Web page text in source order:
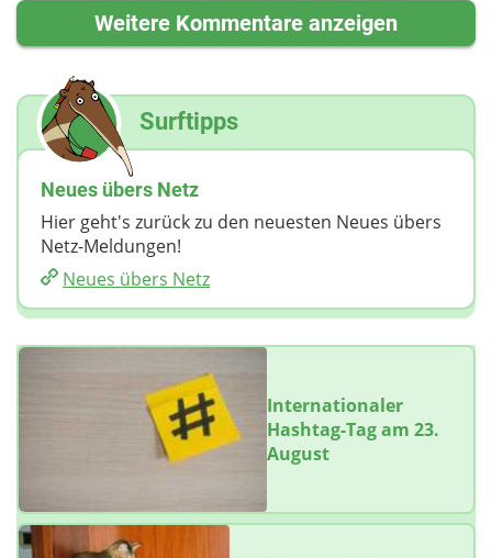
Weitere Kommentare anzeigen
Surftipps
Neues übers Netz
Hier geht's zurück zu den neuesten Neues übers
Netz-Meldungen!
Neues übers Netz
Internationaler
Hashtag-Tag am 23.
August